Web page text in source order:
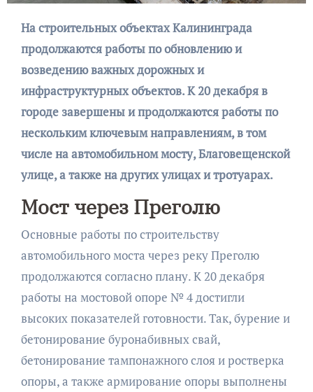
На строительных объектах Калининграда
продолжаются работы по обновлению и
возведению важных дорожных и
инфраструктурных объектов. К 20 декабря в
городе завершены и продолжаются работы по
нескольким ключевым направлениям, в том
числе на автомобильном мосту, Благовещенской
улице, а также на других улицах и тротуарах.
Мост через Преголю
Основные работы по строительству
автомобильного моста через реку Преголю
продолжаются согласно плану. К 20 декабря
работы на мостовой опоре № 4 достигли
высоких показателей готовности. Так, бурение и
бетонирование буронабивных свай,
бетонирование тампонажного слоя и ростверка
опоры, а также армирование опоры выполнены